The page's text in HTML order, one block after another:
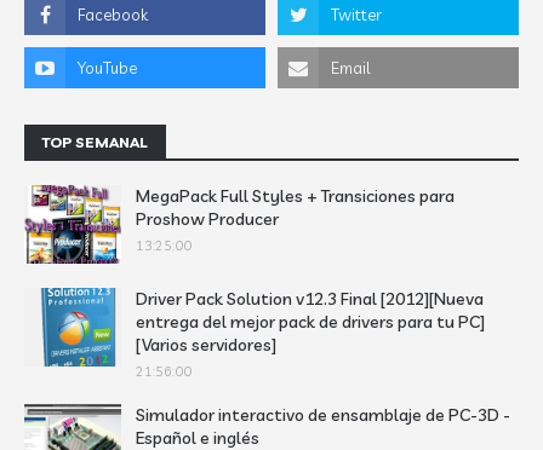
TOP SEMANAL
MegaPack Full Styles + Transiciones para
Proshow Producer
13:25:00
Driver Pack Solution v12.3 Final [2012][Nueva
entrega del mejor pack de drivers para tu PC]
[Varios servidores]
21:56:00
Simulador interactivo de ensamblaje de PC-3D -
Español e inglés